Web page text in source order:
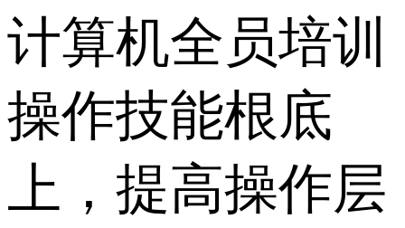
计算机全员培训
操作技能根底
上，提高操作层